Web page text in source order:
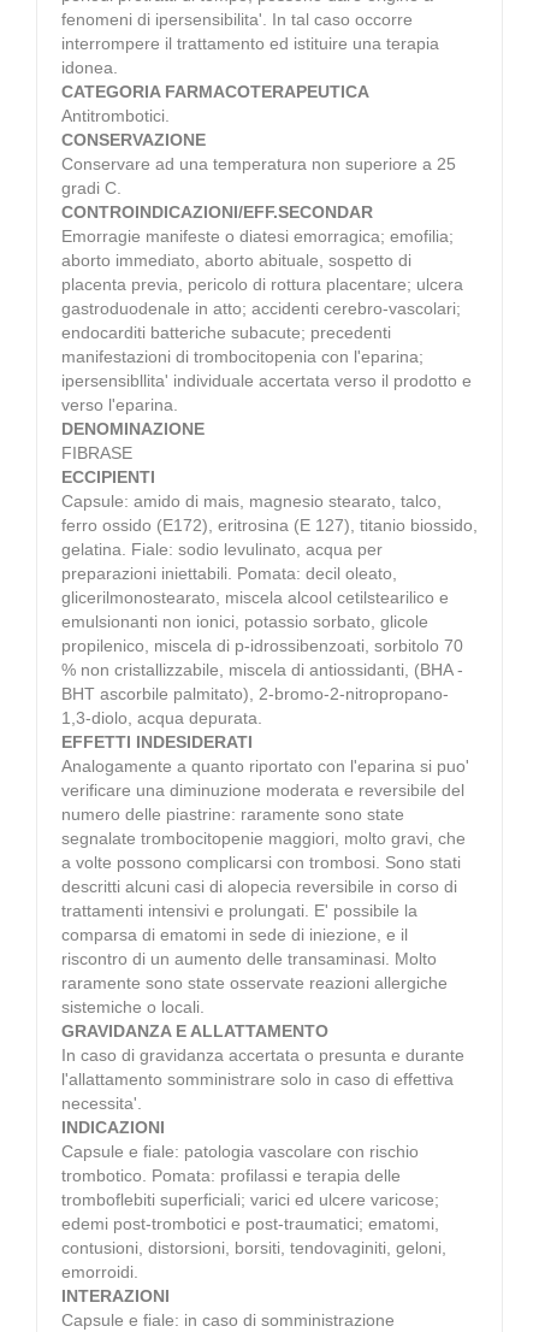
fenomeni di ipersensibilita'. In tal caso occorre
interrompere il trattamento ed istituire una terapia
idonea.
CATEGORIA FARMACOTERAPEUTICA
Antitrombotici.
CONSERVAZIONE
Conservare ad una temperatura non superiore a 25
gradi C.
CONTROINDICAZIONI/EFF.SECONDAR
Emorragie manifeste o diatesi emorragica; emofilia;
aborto immediato, aborto abituale, sospetto di
placenta previa, pericolo di rottura placentare; ulcera
gastroduodenale in atto; accidenti cerebro-vascolari;
endocarditi batteriche subacute; precedenti
manifestazioni di trombocitopenia con l'eparina;
ipersensibllita' individuale accertata verso il prodotto e
verso l'eparina.
DENOMINAZIONE
FIBRASE
ECCIPIENTI
Capsule: amido di mais, magnesio stearato, talco,
ferro ossido (E172), eritrosina (E 127), titanio biossido,
gelatina. Fiale: sodio levulinato, acqua per
preparazioni iniettabili. Pomata: decil oleato,
glicerilmonostearato, miscela alcool cetilstearilico e
emulsionanti non ionici, potassio sorbato, glicole
propilenico, miscela di p-idrossibenzoati, sorbitolo 70
% non cristallizzabile, miscela di antiossidanti, (BHA -
BHT ascorbile palmitato), 2-bromo-2-nitropropano-
1,3-diolo, acqua depurata.
EFFETTI INDESIDERATI
Analogamente a quanto riportato con l'eparina si puo'
verificare una diminuzione moderata e reversibile del
numero delle piastrine: raramente sono state
segnalate trombocitopenie maggiori, molto gravi, che
a volte possono complicarsi con trombosi. Sono stati
descritti alcuni casi di alopecia reversibile in corso di
trattamenti intensivi e prolungati. E' possibile la
comparsa di ematomi in sede di iniezione, e il
riscontro di un aumento delle transaminasi. Molto
raramente sono state osservate reazioni allergiche
sistemiche o locali.
GRAVIDANZA E ALLATTAMENTO
In caso di gravidanza accertata o presunta e durante
l'allattamento somministrare solo in caso di effettiva
necessita'.
INDICAZIONI
Capsule e fiale: patologia vascolare con rischio
trombotico. Pomata: profilassi e terapia delle
tromboflebiti superficiali; varici ed ulcere varicose;
edemi post-trombotici e post-traumatici; ematomi,
contusioni, distorsioni, borsiti, tendovaginiti, geloni,
emorroidi.
INTERAZIONI
Capsule e fiale: in caso di somministrazione